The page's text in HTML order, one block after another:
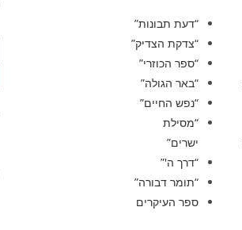
“דעת תבונות”
“צדקת הצדיק”
“ספר הכוזרי”
“באר הגולה”
“נפש החיים”
“מסילת
ישרים”
“דרך ה'”
“תומר דבורה”
ספר העיקרים